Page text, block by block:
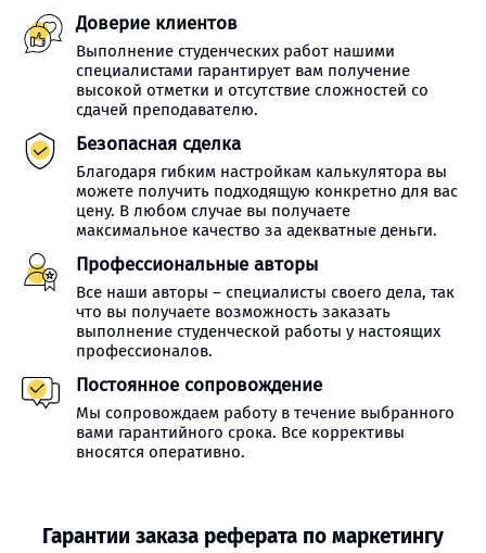
Доверие клиентов
Выполнение студенческих работ нашими
специалистами гарантирует вам получение
высокой отметки и отсутствие сложностей со
сдачей преподавателю.
Безопасная сделка
Благодаря гибким настройкам калькулятора вы
можете получить подходящую конкретно для вас
цену. В любом случае вы получаете
максимальное качество за адекватные деньги.
Профессиональные авторы
Все наши авторы – специалисты своего дела, так
что вы получаете возможность заказать
выполнение студенческой работы у настоящих
профессионалов.
Постоянное сопровождение
Мы сопровождаем работу в течение выбранного
вами гарантийного срока. Все коррективы
вносятся оперативно.
Гарантии заказа реферата по маркетингу